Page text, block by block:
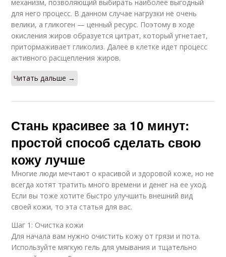
механизм, позволяющий выбирать наиболее выгодный
для него процесс. В данном случае нагрузки не очень
велики, а гликоген — ценный ресурс. Поэтому в ходе
окисления жиров образуется цитрат, который угнетает,
притормаживает гликолиз. Далее в клетке идет процесс
активного расщепления жиров.
Читать дальше →
Стань красивее за 10 минут:
простой способ сделать свою
кожу лучше
Многие люди мечтают о красивой и здоровой коже, но не
всегда хотят тратить много времени и денег на ее уход.
Если вы тоже хотите быстро улучшить внешний вид
своей кожи, то эта статья для вас.
Шаг 1: Очистка кожи
Для начала вам нужно очистить кожу от грязи и пота.
Используйте мягкую гель для умывания и тщательно